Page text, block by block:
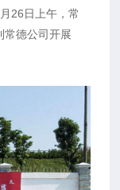
26日上午，常
常德公司开展